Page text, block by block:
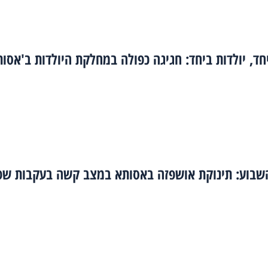
יולדות ביחד: חגיגה כפולה במחלקת היולדות
תינוקת אושפזה באסותא במצב קשה בעקבות